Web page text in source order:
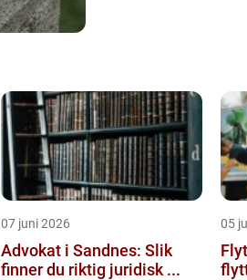
07 juni 2026
Advokat i Sandnes: Slik
finner du riktig juridisk ...
05